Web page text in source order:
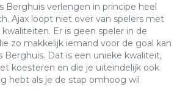
Berghuis verlengen in principe heel
Ajax loopt niet over van spelers met
Er is geen speler in de
zo makkelijk iemand voor de goal kan
Berghuis. Dat is een unieke kwaliteit,
koesteren en die je uiteindelijk ook
hebt als je de stap omhoog wil